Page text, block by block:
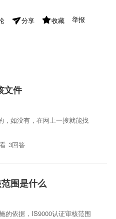
分享 收藏 举报
文件
，如没有，在网上一搜就能找
3回答
围是什么
的依据，IS9000认证审核范围